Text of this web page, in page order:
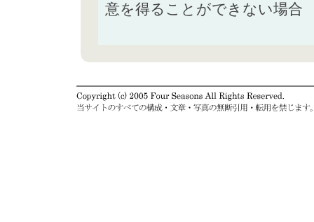
意を得ることができない場合